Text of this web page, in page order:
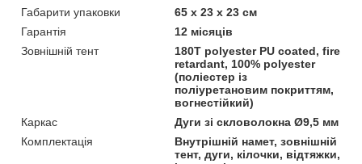
Габарити упаковки
65 х 23 х 23 см
Гарантія
12 місяців
Зовнішній тент
180T polyester PU coated, fire
retardant, 100% polyester
(поліестер із
поліуретановим покриттям,
вогнестійкий)
Каркас
Дуги зі скловолокна Ø9,5 мм
Комплектація
Внутрішній намет, зовнішній
тент, дуги, кілочки, відтяжки,